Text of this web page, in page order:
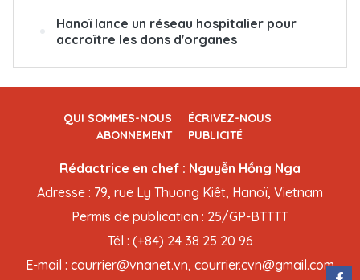
Hanoï lance un réseau hospitalier pour
accroître les dons d'organes
QUI SOMMES-NOUS
ÉCRIVEZ-NOUS
ABONNEMENT
PUBLICITÉ
Rédactrice en chef : Nguyễn Hồng Nga
Adresse : 79, rue Ly Thuong Kiêt, Hanoï, Vietnam
Permis de publication : 25/GP-BTTTT
Tél : (+84) 24 38 25 20 96
E-mail : courrier@vnanet.vn, courrier.cvn@gmail.com